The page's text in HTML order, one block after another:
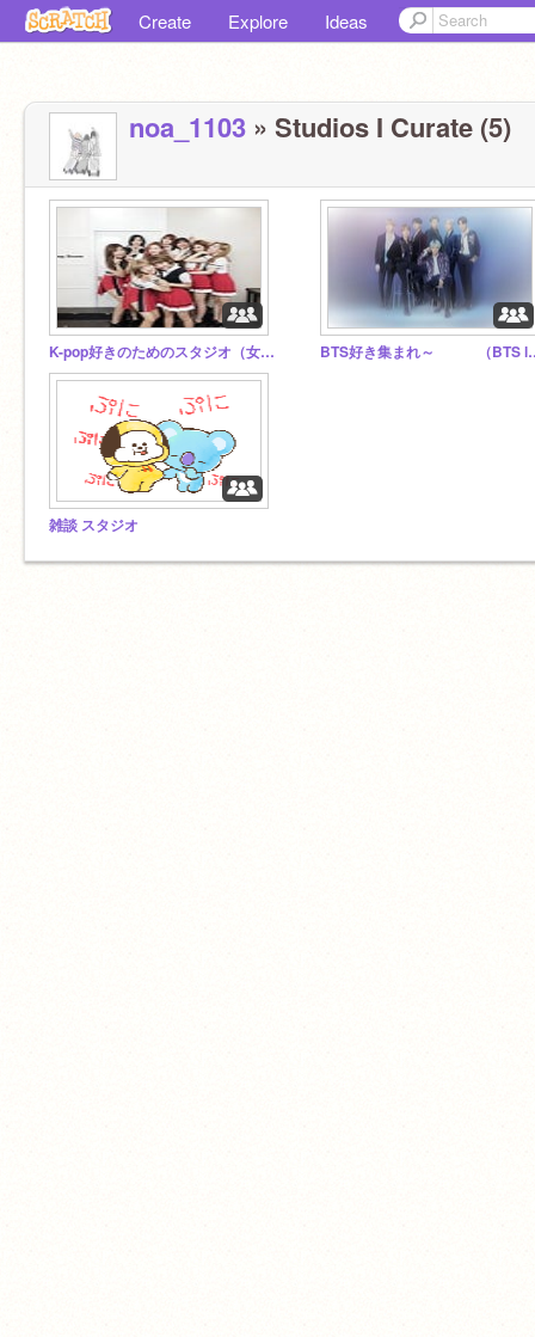
Create Explore Ideas
noa_1103 » Studios I Curate (5)
K-pop好きのためのスタジオ（女の子限定） BTS好き集
雑談 スタジオ